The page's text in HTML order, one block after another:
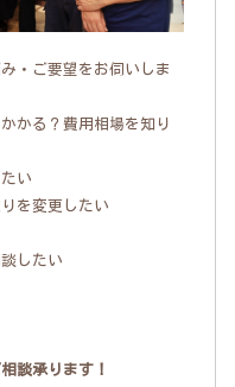
・ご要望をお伺いしま
かる？費用相場を知り
い
を変更したい
したい
談承ります！